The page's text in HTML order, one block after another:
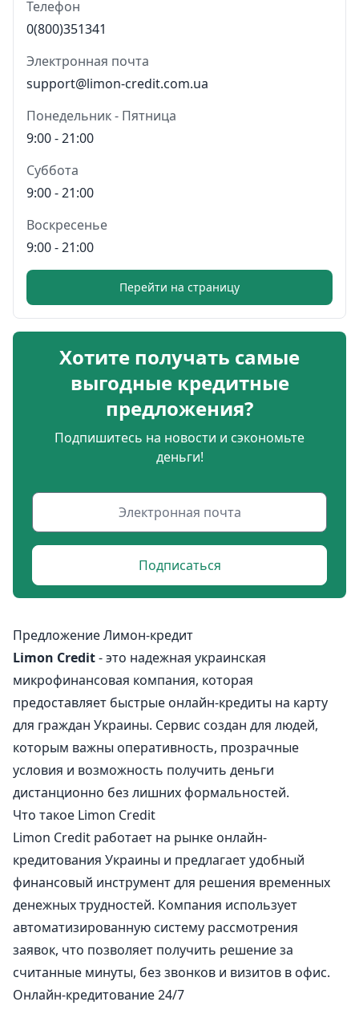
Телефон
0(800)351341
Электронная почта
support@limon-credit.com.ua
Понедельник - Пятница
9:00 - 21:00
Суббота
9:00 - 21:00
Воскресенье
9:00 - 21:00
Перейти на страницу
Хотите получать самые
выгодные кредитные
предложения?
Подпишитесь на новости и сэкономьте
деньги!
Подписаться
Предложение Лимон-кредит
Limon Credit- это надежная украинская
микрофинансовая компания, которая
предоставляет быстрые онлайн-кредиты на карту
для граждан Украины. Сервис создан для людей,
которым важны оперативность, прозрачные
условия и возможность получить деньги
дистанционно без лишних формальностей.
Что такое Limon Credit
Limon Credit работает на рынке онлайн-
кредитования Украины и предлагает удобный
финансовый инструмент для решения временных
денежных трудностей. Компания использует
автоматизированную систему рассмотрения
заявок, что позволяет получить решение за
считанные минуты, без звонков и визитов в офис.
Онлайн-кредитование 24/7